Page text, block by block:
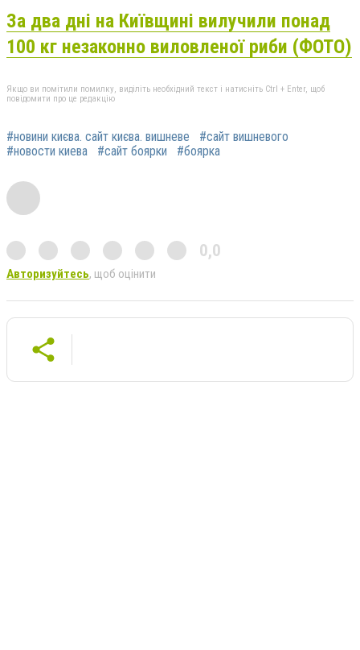
За два дні на Київщині вилучили понад
100 кг незаконно виловленої риби (ФОТО)
Якщо ви помітили помилку, виділіть необхідний текст і натисніть Ctrl + Enter, щоб
повідомити про це редакцію
#новини києва. сайт києва. вишневе
#сайт вишневого
#новости киева
#сайт боярки #боярка
0,0
Авторизуйтесь, щоб оцінити